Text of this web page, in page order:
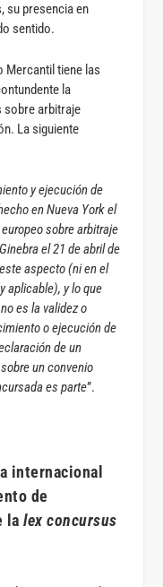
su presencia en
sentido.
Mercantil tiene las
la
sobre arbitraje
La siguiente
y ejecución de
en Nueva York el
sobre arbitraje
el 21 de abril de
aspecto (ni en el
aplicable), y lo que
es la validez o
o ejecución de
de un
un convenio
es parte”.
internacional
de
lalex concursus